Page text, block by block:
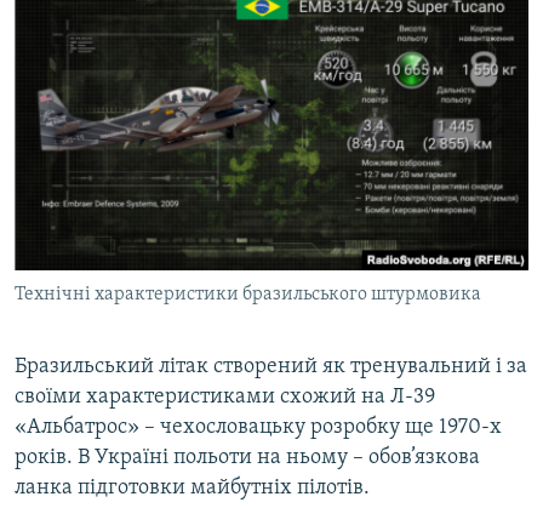
Технічні характеристики бразильського штурмовика
Бразильський літак створений як тренувальний і за
своїми характеристиками схожий на Л-39
«Альбатрос» – чехословацьку розробку ще 1970-х
років. В Україні польоти на ньому – обов’язкова
ланка підготовки майбутніх пілотів.